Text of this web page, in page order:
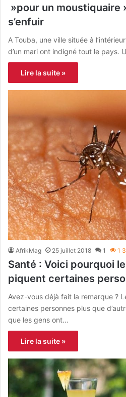
»pour un moustiquaire
s’enfuir
A Touba, une ville située à
d’un mari ont indigné tout le pays.
Lire la suite »
AfrikMag 25 juillet 2018 1 1
Santé : Voici pourquoi
piquent certaines
Avez-vous déjà fait la remarque ?
certaines personnes plus que
que les gens ont…
Lire la suite »